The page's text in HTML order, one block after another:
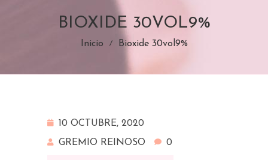
BIOXIDE 30VOL9%
Inicio Bioxide 30vol9%
10 OCTUBRE, 2020
GREMIO REINOSO
0